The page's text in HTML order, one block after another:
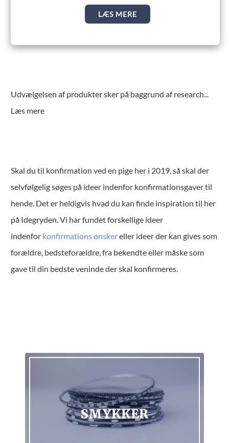
LÆS MERE
Udvælgelsen af produkter sker på baggrund af research...
Læs mere
Skal du til konfirmation ved en pige her i 2019, så skal der
selvfølgelig søges på ideer indenfor konfirmationsgaver til
hende. Det er heldigvis hvad du kan finde inspiration til her
på Idegryden. Vi har fundet forskellige ideer
indenfor konfirmations ønskereller ideer der kan gives som
forældre, bedsteforældre, fra bekendte eller måske som
gave til din bedste veninde der skal konfirmeres.
SMYKKER